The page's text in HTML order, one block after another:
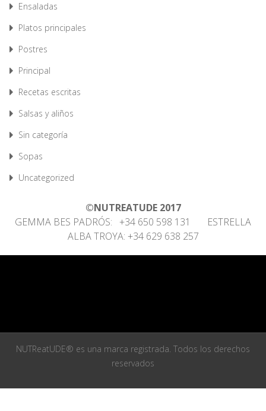
Ensaladas
Platos principales
Postres
Principal
Recetas escritas
Salsas y aliños
Sin categoría
Sopas
Uncategorized
©NUTREATUDE 2017
GEMMA BES PADRÓS: +34 650 598 131 ESTRELLA
ALBA TROYA: +34 629 638 257
NUTReatUDE® es una marca registrada. Todos los derechos
reservados